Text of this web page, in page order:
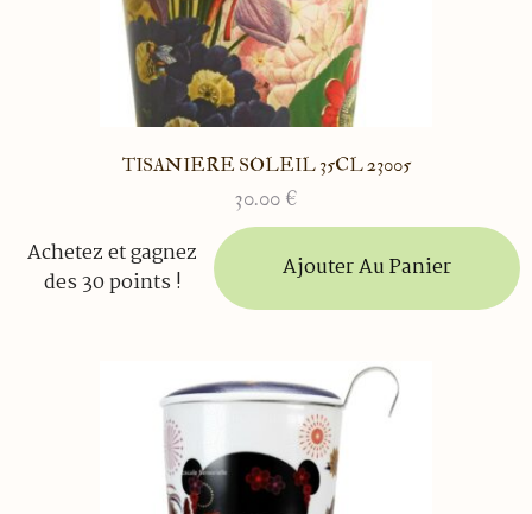
TISANIERE SOLEIL 35CL 23005
30.00 €
Achetez et gagnez
des 30 points !
Ajouter Au Panier